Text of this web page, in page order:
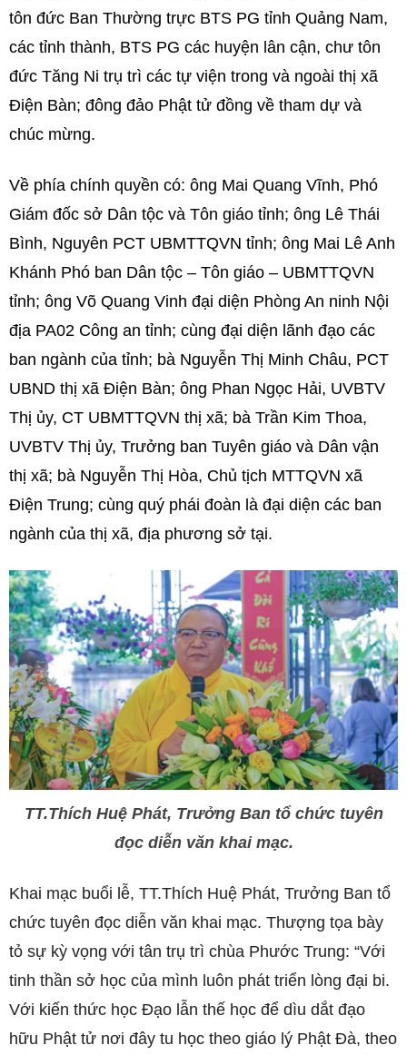
tôn đức Ban Thường trực BTS PG tỉnh Quảng Nam,
các tỉnh thành, BTS PG các huyện lân cận, chư tôn
đức Tăng Ni trụ trì các tự viện trong và ngoài thị xã
Điện Bàn; đông đảo Phật tử đồng về tham dự và
chúc mừng.
Về phía chính quyền có: ông Mai Quang Vĩnh, Phó
Giám đốc sở Dân tộc và Tôn giáo tỉnh; ông Lê Thái
Bình, Nguyên PCT UBMTTQVN tỉnh; ông Mai Lê Anh
Khánh Phó ban Dân tộc – Tôn giáo – UBMTTQVN
tỉnh; ông Võ Quang Vinh đại diện Phòng An ninh Nội
địa PA02 Công an tỉnh; cùng đại diện lãnh đạo các
ban ngành của tỉnh; bà Nguyễn Thị Minh Châu, PCT
UBND thị xã Điện Bàn; ông Phan Ngọc Hải, UVBTV
Thị ủy, CT UBMTTQVN thị xã; bà Trần Kim Thoa,
UVBTV Thị ủy, Trưởng ban Tuyên giáo và Dân vận
thị xã; bà Nguyễn Thị Hòa, Chủ tịch MTTQVN xã
Điện Trung; cùng quý phái đoàn là đại diện các ban
ngành của thị xã, địa phương sở tại.
TT.Thích Huệ Phát, Trưởng Ban tổ chức tuyên
đọc diễn văn khai mạc.
Khai mạc buổi lễ, TT.Thích Huệ Phát, Trưởng Ban tổ
chức tuyên đọc diễn văn khai mạc. Thượng tọa bày
tỏ sự kỳ vọng với tân trụ trì chùa Phước Trung: “Với
tinh thần sở học của mình luôn phát triển lòng đại bi.
Với kiến thức học Đạo lẫn thế học để dìu dắt đạo
hữu Phật tử nơi đây tu học theo giáo lý Phật Đà, theo